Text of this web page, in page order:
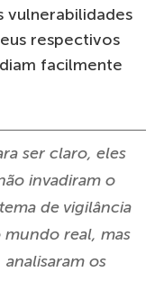
vulnerabilidades
respectivos
facilmente
ser claro, eles
invadiram o
de vigilância
mundo real, mas
analisaram os